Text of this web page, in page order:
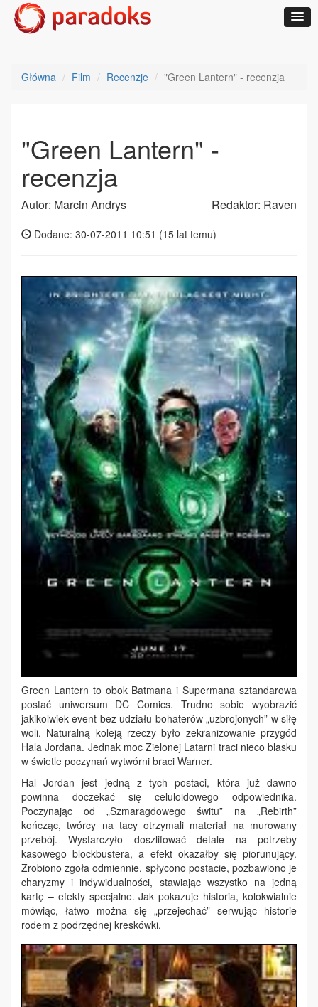
Główna Film Recenzje "Green Lantern" - recenzja
"Green Lantern" -
recenzja
Autor: Marcin Andrys Redaktor: Raven
Dodane: 30-07-2011 10:51 (15 lat temu)
Green Lantern to obok Batmana i Supermana sztandarowa
postać uniwersum DC Comics. Trudno sobie wyobrazić
jakikolwiek event bez udziału bohaterów „uzbrojonych” w siłę
woli. Naturalną koleją rzeczy było zekranizowanie przygód
Hala Jordana. Jednak moc Zielonej Latarni traci nieco blasku
w świetle poczynań wytwórni braci Warner.
Hal Jordan jest jedną z tych postaci, która już dawno
powinna doczekać się celuloidowego odpowiednika.
Poczynając od „Szmaragdowego świtu” na „Rebirth”
kończąc, twórcy na tacy otrzymali materiał na murowany
przebój. Wystarczyło doszlifować detale na potrzeby
kasowego blockbustera, a efekt okazałby się piorunujący.
Zrobiono zgoła odmiennie, spłycono postacie, pozbawiono je
charyzmy i indywidualności, stawiając wszystko na jedną
kartę – efekty specjalne. Jak pokazuje historia, kolokwialnie
mówiąc, łatwo można się „przejechać” serwując historie
rodem z podrzędnej kreskówki.